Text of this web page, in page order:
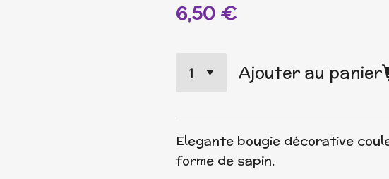
6,50 €
Ajouter au panier
Elegante bougie décorative
forme de sapin.